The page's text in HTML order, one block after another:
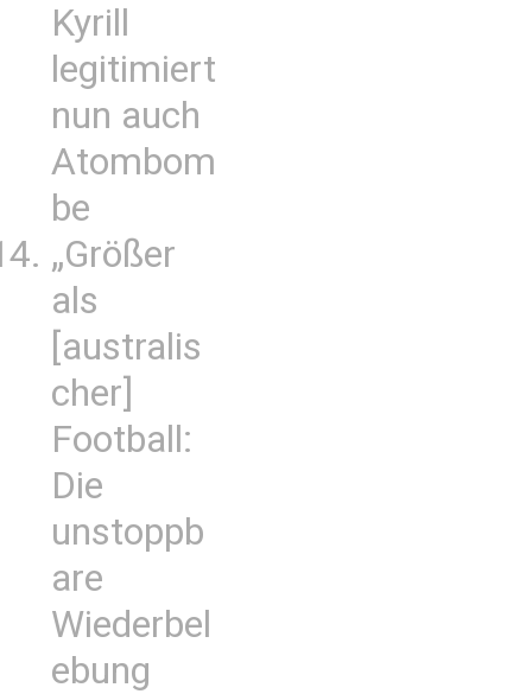
Kyrill
legitimiert
nun auch
Atombom
be
„Größer
als
[australis
cher]
Football:
Die
unstoppb
are
Wiederbel
ebung